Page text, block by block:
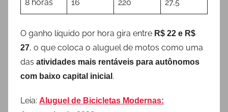
8 horas 16 220 27,5
O ganho líquido por hora gira entre R$ 22 e R$
27, o que coloca o aluguel de motos como uma
das atividades mais rentáveis para autônomos
com baixo capital inicial .
Leia: Aluguel de Bicicletas Modernas: